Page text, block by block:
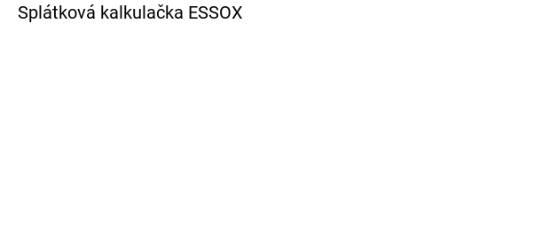
Splátková kalkulačka ESSOX